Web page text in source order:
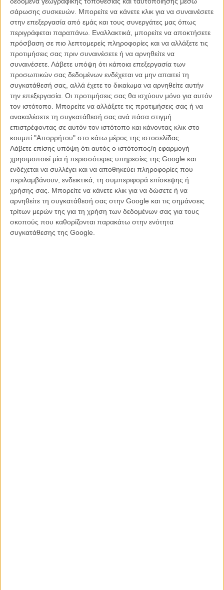
σάρωσης συσκευών. Μπορείτε να κάνετε κλικ για να συναινέσετε
στην επεξεργασία από εμάς και τους συνεργάτες μας όπως
περιγράφεται παραπάνω. Εναλλακτικά, μπορείτε να αποκτήσετε
πρόσβαση σε πιο λεπτομερείς πληροφορίες και να αλλάξετε τις
προτιμήσεις σας πριν συναινέσετε ή να αρνηθείτε να
συναινέσετε. Λάβετε υπόψη ότι κάποια επεξεργασία των
προσωπικών σας δεδομένων ενδέχεται να μην απαιτεί τη
συγκατάθεσή σας, αλλά έχετε το δικαίωμα να αρνηθείτε αυτήν
την επεξεργασία. Οι προτιμήσεις σας θα ισχύουν μόνο για αυτόν
τον ιστότοπο. Μπορείτε να αλλάξετε τις προτιμήσεις σας ή να
ανακαλέσετε τη συγκατάθεσή σας ανά πάσα στιγμή
επιστρέφοντας σε αυτόν τον ιστότοπο και κάνοντας κλικ στο
κουμπί "Απορρήτου" στο κάτω μέρος της ιστοσελίδας.
Λάβετε επίσης υπόψη ότι αυτός ο ιστότοπος/η εφαρμογή
χρησιμοποιεί μία ή περισσότερες υπηρεσίες της Google και
ενδέχεται να συλλέγει και να αποθηκεύει πληροφορίες που
περιλαμβάνουν, ενδεικτικά, τη συμπεριφορά επίσκεψης ή
χρήσης σας. Μπορείτε να κάνετε κλικ για να δώσετε ή να
αρνηθείτε τη συγκατάθεσή σας στην Google και τις σημάνσεις
τρίτων μερών της για τη χρήση των δεδομένων σας για τους
σκοπούς που καθορίζονται παρακάτω στην ενότητα
συγκατάθεσης της Google.
προετοιμάσει το φωτογραφικό του πορτφόλιο για την εισαγωγή του
στην Σχολή Καλών Τεχνών, θα πάρει την πετσέτα του και θα πάει
στην θάλασσα. Ο Λέον που δεν θα βγάλει ποτέ το t-shirt του ή δεν
θα βουτήξει στη θάλασσα, θέλει μόνο να τελειώσει το προσχέδιο
του νέου του βιβλίου, του δεύτερου μετά από ντεμπούτο του που
άφησε υποσχέσεις.
Για να γίνουν τα πράγματα χειρότερα, το ζεστό καλοκαίρι φέρνει μαζί
του την απειλή πυρκαγιών που καίνε κοντινά δάση και κάνουν τα
βράδια τον ουρανό κόκκινο, και η Νάντια που μοιράζεται μαζί τους
το σπίτι, φέρνει τις νύχτες τον εραστή της στο δωμάτιο κάνοντας
θόρυβο και τον Λέον να δυσανασχετεί. Εντούτοις, το βασικό
πρόβλημα του Λέον δεν είναι άλλο από την ανασφάλεια του, από
την αβεβαιότητα για το ταλέντο του, τις αμφιβολίες για το κατά πόσο
το νέο του βιβλίο που έχει τον όχι ακριβώς εμπνευσμένο τίτλο
«Κλαμπ Σάντουϊτς», βρίσκει τον στόχο του, ή οποιονδήποτε λόγο
ύπαρξης. Κι αυτή ακριβώς η ανασφάλεια θα τον κάνει κυνικό,
εκνευριστικό, επιθετικό, με μια λέξη αφόρητο.
Και κάπως έτσι στήνεται το σκηνικό και οι ήρωες μιας κομεντί
χαρακτήρων, συναισθημάτων και ιδεών που κινείται κυρίως στην
περιοχή μιας άβολης αμηχανίας την οποία εκπέμπει με ένταση ο
Λέον. Ο «Κόκκινος Ουρανός» είναι σύμφωνα με τον δημιουργό του